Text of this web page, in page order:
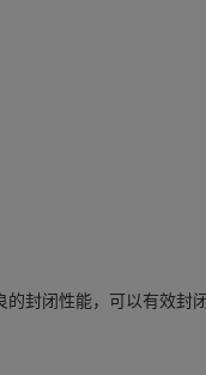
封闭性能，可以有效封